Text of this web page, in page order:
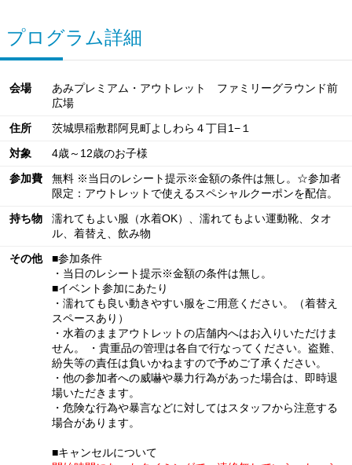
プログラム詳細
会場
あみプレミアム・アウトレット ファミリーグラウンド前
広場
住所
茨城県稲敷郡阿見町よしわら４丁目1−１
対象
4歳～12歳のお子様
参加費
無料 ※当日のレシート提示※金額の条件は無し。☆参加者
限定：アウトレットで使えるスペシャルクーポンを配信。
持ち物
濡れてもよい服（水着OK）、濡れてもよい運動靴、タオ
ル、着替え、飲み物
その他
■参加条件
・当日のレシート提示※金額の条件は無し。
■イベント参加にあたり
・濡れても良い動きやすい服をご用意ください。（着替え
スペースあり）
・水着のままアウトレットの店舗内へはお入りいただけま
せん。 ・貴重品の管理は各自で行なってください。盗難、
紛失等の責任は負いかねますので予めご了承ください。
・他の参加者への威嚇や暴力行為があった場合は、即時退
場いただきます。
・危険な行為や暴言などに対してはスタッフから注意する
場合があります。
■キャンセルについて